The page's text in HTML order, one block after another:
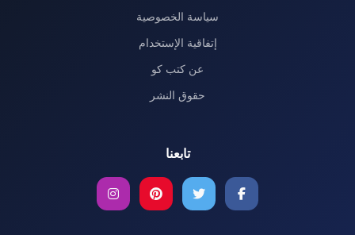
سياسة الخصوصية
إتفاقية الإستخدام
عن كتب كو
حقوق النشر
تابعنا